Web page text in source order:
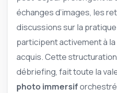
échanges d’images, les
discussions sur la
participent activement à
acquis. Cette
débriefing, fait toute la
photo immersif